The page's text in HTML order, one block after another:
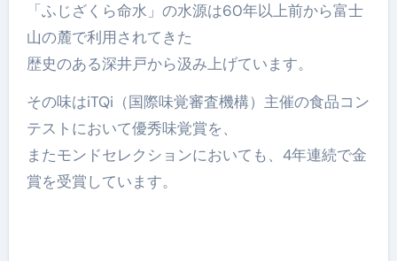
「ふじざくら命水」の水源は60年以上前から富士
山の麓で利用されてきた
歴史のある深井戸から汲み上げています。
その味はiTQi（国際味覚審査機構）主催の食品コン
テストにおいて優秀味覚賞を、
またモンドセレクションにおいても、4年連続で金
賞を受賞しています。